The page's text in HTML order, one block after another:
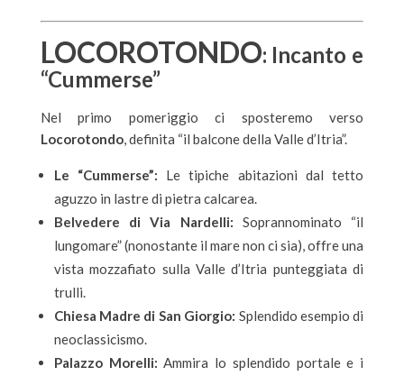
LOCOROTONDO: Incanto e
“Cummerse”
Nel primo pomeriggio ci sposteremo verso
Locorotondo, definita “il balcone della Valle d’Itria”.
Le “Cummerse”: Le tipiche abitazioni dal tetto
aguzzo in lastre di pietra calcarea.
Belvedere di Via Nardelli: Soprannominato “il
lungomare” (nonostante il mare non ci sia), offre una
vista mozzafiato sulla Valle d’Itria punteggiata di
trulli.
Chiesa Madre di San Giorgio: Splendido esempio di
neoclassicismo.
Palazzo Morelli: Ammira lo splendido portale e i